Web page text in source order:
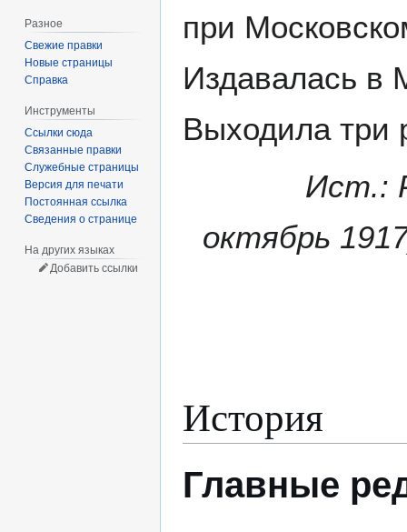
при
Издавалась в
Выходила три
Ист.:
октябрь
История
Главные
Разное
Свежие правки
Новые страницы
Справка
Инструменты
Ссылки сюда
Связанные правки
Служебные страницы
Версия для печати
Постоянная ссылка
Сведения о странице
На других языках
Добавить ссылки